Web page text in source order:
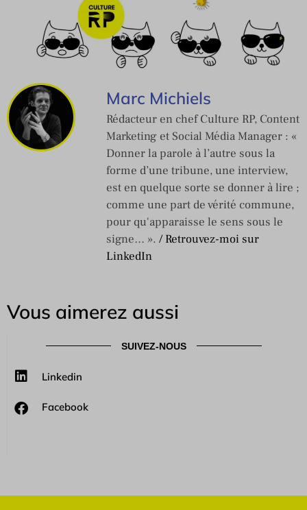
Marc Michiels
Rédacteur en chef Culture RP, Content
Marketing et Social Média Manager : «
Donner la parole à l’autre sous la
forme d’une tribune, une interview,
est en quelque sorte se donner à lire ;
comme une part de vérité commune,
pour qu'apparaisse le sens sous le
signe… ». / Retrouvez-moi sur
LinkedIn
Vous aimerez aussi
SUIVEZ-NOUS
Linkedin
Facebook